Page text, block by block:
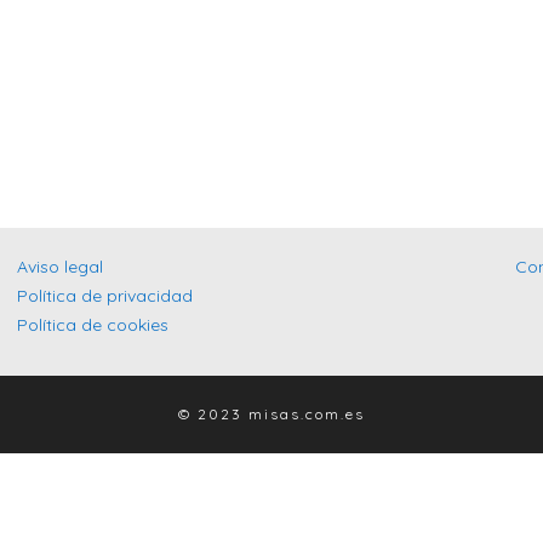
Aviso legal
Política de privacidad
Política de cookies
© 2023 misas.com.es